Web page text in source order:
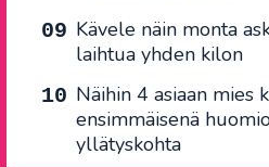
Kävele näin monta
laihtua yhden kilon
Näihin 4 asiaan mies
ensimmäisenä
yllätyskohta